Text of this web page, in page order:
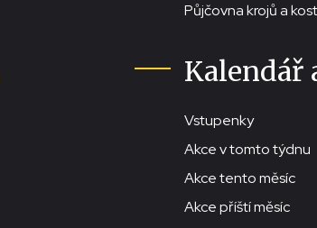
Půjčovna krojů a
Kalendář
Vstupenky
Akce v tomto týdnu
Akce tento měsíc
Akce příští měsíc